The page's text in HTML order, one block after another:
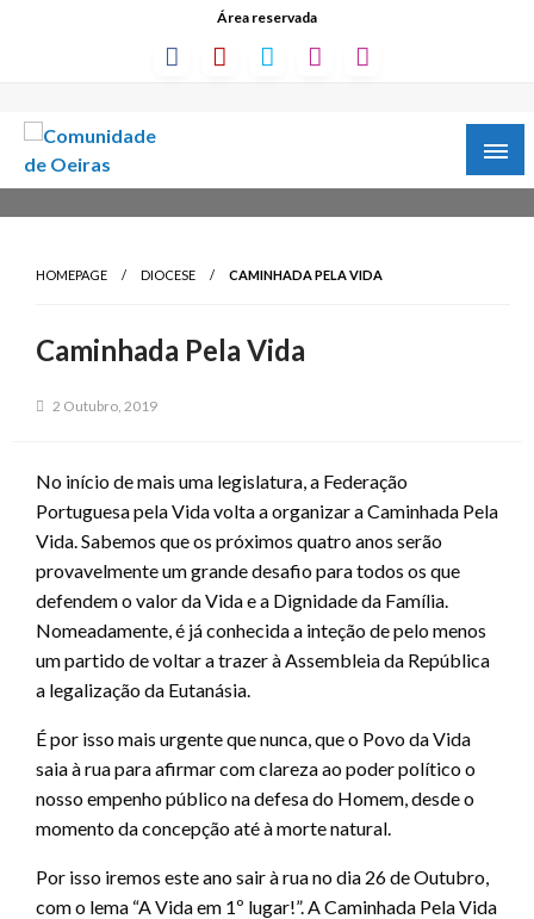
Área reservada
HOMEPAGE DIOCESE CAMINHADA PELA VIDA
Caminhada Pela Vida
2 Outubro, 2019
No início de mais uma legislatura, a Federação
Portuguesa pela Vida volta a organizar a Caminhada Pela
Vida. Sabemos que os próximos quatro anos serão
provavelmente um grande desafio para todos os que
defendem o valor da Vida e a Dignidade da Família.
Nomeadamente, é já conhecida a inteção de pelo menos
um partido de voltar a trazer à Assembleia da República
a legalização da Eutanásia.
É por isso mais urgente que nunca, que o Povo da Vida
saia à rua para afirmar com clareza ao poder político o
nosso empenho público na defesa do Homem, desde o
momento da concepção até à morte natural.
Por isso iremos este ano sair à rua no dia 26 de Outubro,
com o lema “A Vida em 1º lugar!”. A Caminhada Pela Vida